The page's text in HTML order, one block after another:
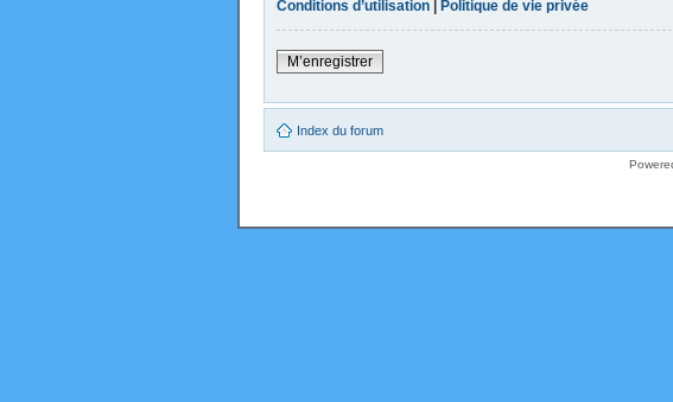
Conditions d’utilisation | Politique de vie privée
M’enregistrer
Index du forum